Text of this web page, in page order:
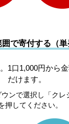
で寄付する（単
1口1,000円から
だけます。
ンで選択し「クレ
押してください。